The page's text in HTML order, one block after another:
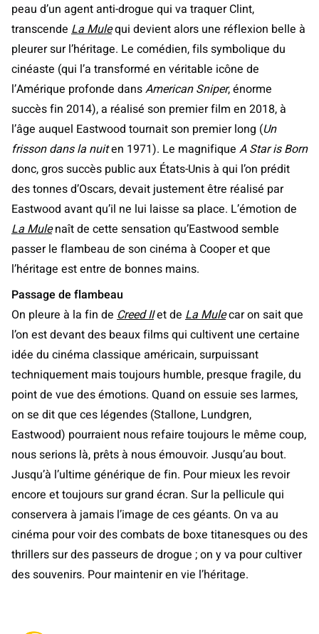
peau d’un agent anti-drogue qui va traquer Clint,
transcende La Mulequi devient alors une réflexion belle à
pleurer sur l’héritage. Le comédien, fils symbolique du
cinéaste (qui l’a transformé en véritable icône de
l’Amérique profonde dansAmerican Sniper, énorme
succès fin 2014), a réalisé son premier film en 2018, à
l’âge auquel Eastwood tournait son premier long (Un
frisson dans la nuiten 1971). Le magnifique A Star is Born
donc, gros succès public aux États-Unis à qui l’on prédit
des tonnes d’Oscars, devait justement être réalisé par
Eastwood avant qu’il ne lui laisse sa place. L’émotion de
La Mulenaît de cette sensation qu’Eastwood semble
passer le flambeau de son cinéma à Cooper et que
l’héritage est entre de bonnes mains.
Passage de flambeau
On pleure à la fin de Creed IIet de La Mulecar on sait que
l’on est devant des beaux films qui cultivent une certaine
idée du cinéma classique américain, surpuissant
techniquement mais toujours humble, presque fragile, du
point de vue des émotions. Quand on essuie ses larmes,
on se dit que ces légendes (Stallone, Lundgren,
Eastwood) pourraient nous refaire toujours le même coup,
nous serions là, prêts à nous émouvoir. Jusqu’au bout.
Jusqu’à l’ultime générique de fin. Pour mieux les revoir
encore et toujours sur grand écran. Sur la pellicule qui
conservera à jamais l’image de ces géants. On va au
cinéma pour voir des combats de boxe titanesques ou des
thrillers sur des passeurs de drogue ; on y va pour cultiver
des souvenirs. Pour maintenir en vie l’héritage.